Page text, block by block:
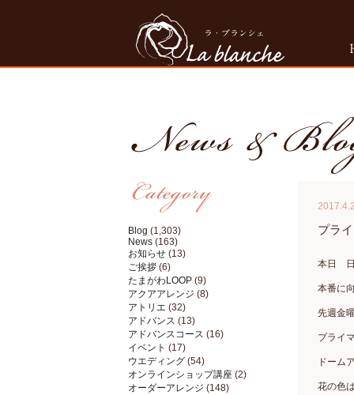
Blog (1,303)
News (163)
お知らせ (13)
ご挨拶 (6)
たまがわLOOP (9)
アクアアレンジ (8)
アトリエ (32)
アドバンス (13)
アドバンスコース (16)
イベント (17)
ウエディング (54)
オンラインショップ講座 (2)
オーダーアレンジ (148)
プラ
本日 日
本番に
先週金
プライ
ドーム
花の色